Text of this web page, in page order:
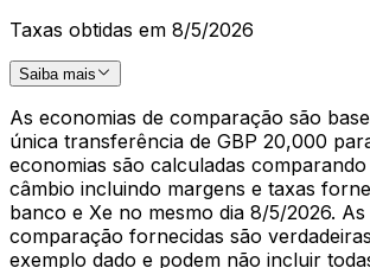
Taxas obtidas em 8/5/2026
Saiba mais
As economias de comparação são
única transferência de GBP 20,000
economias são calculadas
câmbio incluindo margens e taxas
banco e Xe no mesmo dia 8/5/2026.
comparação fornecidas são
exemplo dado e podem não incluir